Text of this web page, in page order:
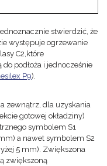
stwierdzić, że
występuje ogrzewanie
C2,które
podłoża i jednocześnie
P9).
zewnątrz, dla uzyskania
gotowej okładziny)
symbolem S1
a nawet symbolem S2
5 mm). Zwiększona
zwiększoną